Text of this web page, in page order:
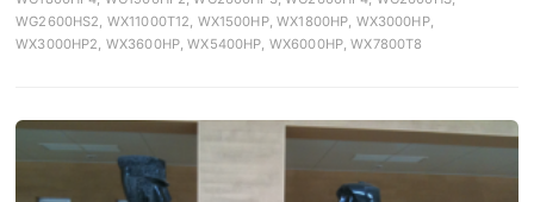
WG2600HS2, WX11000T12, WX1500HP, WX1800HP, WX3000HP,
WX3000HP2, WX3600HP, WX5400HP, WX6000HP, WX7800T8